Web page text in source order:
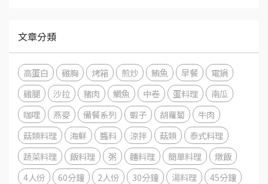
文章分類
高蛋白 雞胸 烤箱 煎炒 鮪魚 早餐
電鍋
雞腿
沙拉 豬肉 鯛魚 中卷 蛋料理
南瓜
咖哩
燕麥 備餐系列 蝦子 胡蘿蔔
牛肉
菇類料理
海鮮 醬料 涼拌 菇類
泰式料理
蔬菜料理
飯料理 粥 麵料理 簡單料理
燉飯
4人份
60分鐘 2人份 30分鐘 湯料理
45分鐘